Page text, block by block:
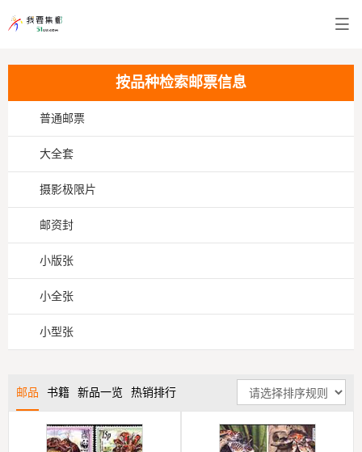
按品种检索邮票信息
普通邮票
大全套
摄影极限片
邮资封
小版张
小全张
小型张
邮品 书籍 新品一览 热销排行